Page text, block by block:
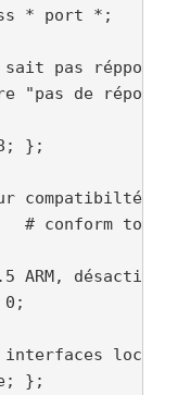
* port *;
pas
"pas de
};
compatibilté
# conform to
ARM,
};